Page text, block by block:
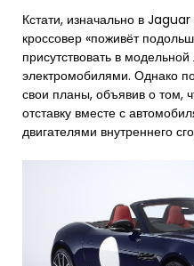
Кстати, изначально в Jaguar
кроссовер «поживёт
присутствовать в
электромобилями. Однако
свои планы, объявив о том,
отставку вместе с
двигателями внутреннего